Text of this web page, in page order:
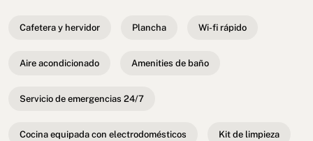
Cafetera y hervidor Plancha Wi-fi rápido
Aire acondicionado Amenities de baño
Servicio de emergencias 24/7
Cocina equipada con electrodomésticos Kit de limpieza